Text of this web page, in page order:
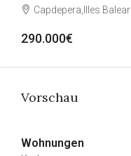
Capdepera,Illes
290.000€
Vorschau
Wohnungen